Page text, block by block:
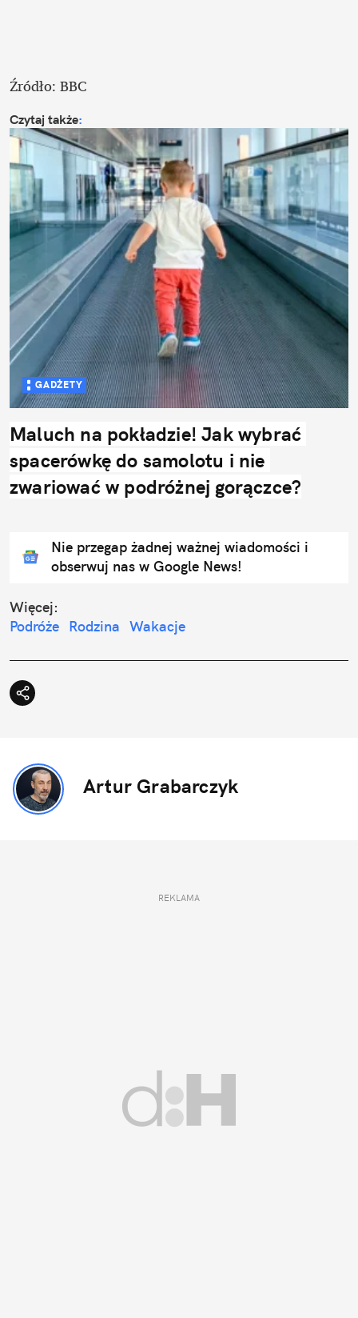
Źródło: BBC
Czytaj także:
GADŻETY
Maluch na pokładzie! Jak wybrać
spacerówkę do samolotu i nie
zwariować w podróżnej gorączce?
Nie przegap żadnej ważnej wiadomości i
obserwuj nas w Google News!
Więcej:
Podróże Rodzina Wakacje
Artur Grabarczyk
REKLAMA